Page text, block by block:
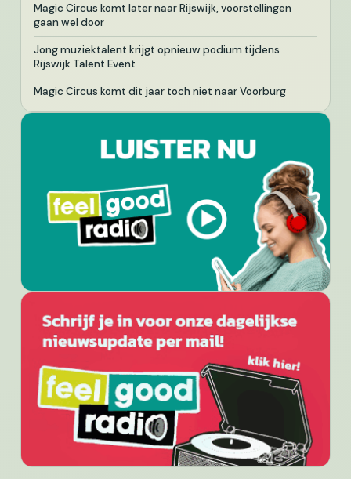
Magic Circus komt later naar Rijswijk, voorstellingen
gaan wel door
Jong muziektalent krijgt opnieuw podium tijdens
Rijswijk Talent Event
Magic Circus komt dit jaar toch niet naar Voorburg